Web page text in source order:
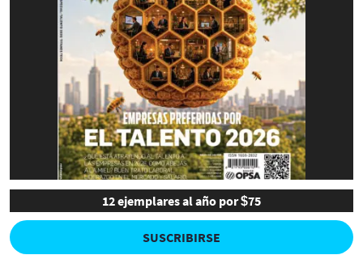
12 ejemplares al año por $75
SUSCRIBIRSE